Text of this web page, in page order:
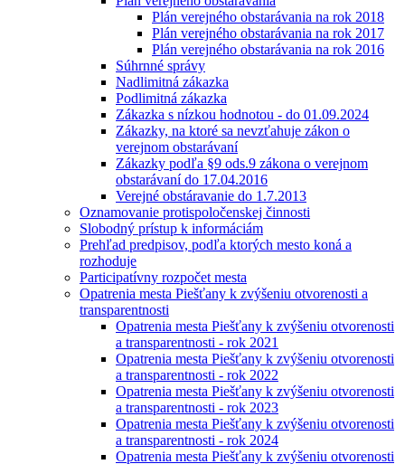
Plán verejného obstarávania na rok 2018
Plán verejného obstarávania na rok 2017
Plán verejného obstarávania na rok 2016
Súhrnné správy
Nadlimitná zákazka
Podlimitná zákazka
Zákazka s nízkou hodnotou - do 01.09.2024
Zákazky, na ktoré sa nevzťahuje zákon o
verejnom obstarávaní
Zákazky podľa §9 ods.9 zákona o verejnom
obstarávaní do 17.04.2016
Verejné obstáravanie do 1.7.2013
Oznamovanie protispoločenskej činnosti
Slobodný prístup k informáciám
Prehľad predpisov, podľa ktorých mesto koná a
rozhoduje
Participatívny rozpočet mesta
Opatrenia mesta Piešťany k zvýšeniu otvorenosti a
transparentnosti
Opatrenia mesta Piešťany k zvýšeniu otvorenosti
a transparentnosti - rok 2021
Opatrenia mesta Piešťany k zvýšeniu otvorenosti
a transparentnosti - rok 2022
Opatrenia mesta Piešťany k zvýšeniu otvorenosti
a transparentnosti - rok 2023
Opatrenia mesta Piešťany k zvýšeniu otvorenosti
a transparentnosti - rok 2024
Opatrenia mesta Piešťany k zvýšeniu otvorenosti